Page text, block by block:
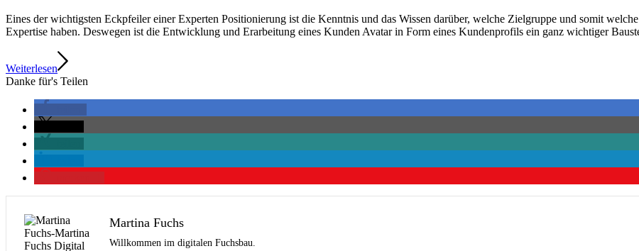
Eines der wichtigsten Eckpfeiler einer Experten Positionierung ist die Kenntnis und das Wissen darüber, welche Zielgruppe und somit
Expertise haben. Deswegen ist die Entwicklung und Erarbeitung eines Kunden Avatar in Form eines Kundenprofils ein ganz wichtiger
Weiterlesen
Danke für's Teilen
Martina Fuchs
Willkommen im digitalen Fuchsbau.